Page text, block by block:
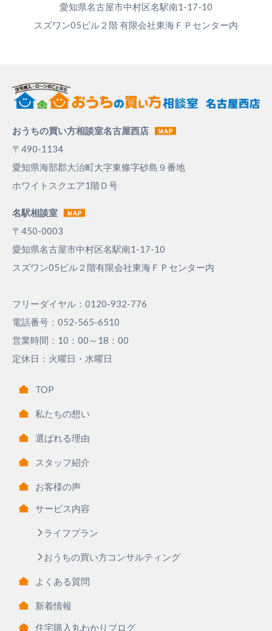
愛知県名古屋市中村区名駅南1-17-10
スズワン05ビル２階 有限会社東海ＦＰセンター内
おうちの買い方相談室名古屋西店
〒490-1134
愛知県海部郡大治町大字東條字砂島９番地
ホワイトスクエア1階Ｄ号
名駅相談室
〒450-0003
愛知県名古屋市中村区名駅南1-17-10
スズワン05ビル２階有限会社東海ＦＰセンター内
フリーダイヤル：0120-932-776
電話番号：052-565-6510
営業時間：10：00～18：00
定休日：火曜日・水曜日
TOP
私たちの想い
選ばれる理由
スタッフ紹介
お客様の声
サービス内容
ライフプラン
おうちの買い方コンサルティング
よくある質問
新着情報
住宅購入丸わかりブログ